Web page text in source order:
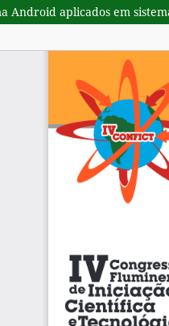
Android aplicados em